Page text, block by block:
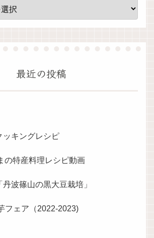
最近の投稿
ッキングレシピ
の特産料理レシピ動画
波篠山の黒大豆栽培」
フェア（2022-2023)